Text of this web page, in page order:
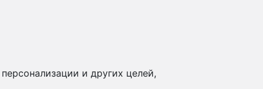
и других целей,